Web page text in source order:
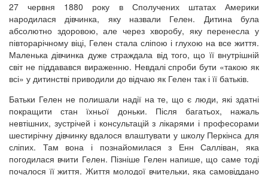
27 червня 1880 року в Сполучених штатах Америки
народилася дівчинка, яку назвали Гелен. Дитина була
абсолютно здоровою, але через хворобу, яку перенесла у
півторарічному віці, Гелен стала сліпою і глухою на все життя.
Маленька дівчинка дуже страждала від того, що її внутрішній
світ не піддавався вираженню. Невдалі спроби бути «такою як
всі» у дитинстві приводили до відчаю як Гелен так і її батьків.
Батьки Гелен не полишали надії на те, що є люди, які здатні
покращити стан їхньої доньки. Після багатьох, нажаль
невтішних, зустрічей і консультацій з лікарями і професорами
шестирічну дівчинку вдалося влаштувати у школу Перкінса для
сліпих. Там вона і познайомилася з Енн Салліван, яка
погодилася вчити Гелен. Пізніше Гелен напише, що саме тоді
почалося її життя. Життя молодої вчительки, яка самовіддано